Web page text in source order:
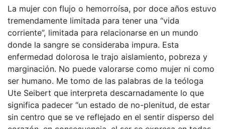
La mujer con flujo o hemorroísa, por doce años estuvo
tremendamente limitada para tener una “vida
corriente”, limitada para relacionarse en un mundo
donde la sangre se consideraba impura. Esta
enfermedad dolorosa le trajo aislamiento, pobreza y
marginación. No puede valorarse como mujer ni como
ser humano. Me tomo de las palabras de la teóloga
Ute Seibert que interpreta descarnadamente lo que
significa padecer “un estado de no-plenitud, de estar
sin centro que se ve reflejado en el sentir disperso del